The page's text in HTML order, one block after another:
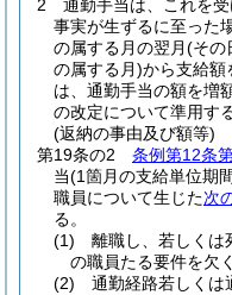
2
通勤手当は、これを
事実が生ずるに至った
の属する月の翌月(その
の属する月)から支給額
は、通勤手当の額を増
の改定について準用する
(返納の事由及び額等)
第19条の2
条例第12条
当(1箇月の支給単位期
職員について生じた次
る。
(1)
離職し、若しくは
の職員たる要件を欠
(2)
通勤経路若しくは